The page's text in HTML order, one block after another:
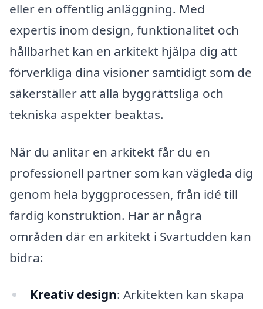
eller en offentlig anläggning. Med
expertis inom design, funktionalitet och
hållbarhet kan en arkitekt hjälpa dig att
förverkliga dina visioner samtidigt som de
säkerställer att alla byggrättsliga och
tekniska aspekter beaktas.
När du anlitar en arkitekt får du en
professionell partner som kan vägleda dig
genom hela byggprocessen, från idé till
färdig konstruktion. Här är några
områden där en arkitekt i Svartudden kan
bidra:
Kreativ design: Arkitekten kan skapa